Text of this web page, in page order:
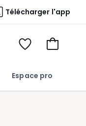
Télécharger l'app
Espace pro
Voir
Aller